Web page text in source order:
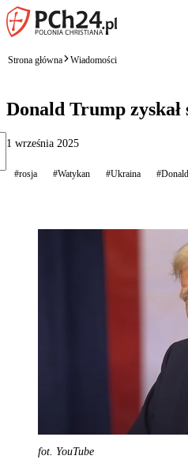
Strona główna Wiadomości
Donald Trump
1 września 2025
#rosja #Watykan #Ukraina
fot. YouTube